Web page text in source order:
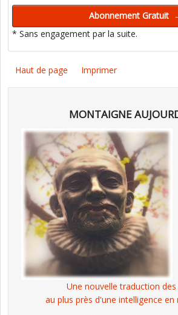
* Sans engagement par la suite.
Haut de page Imprimer
MONTAIGNE
Une nouvelle traduction des
au plus près d'une intelligence